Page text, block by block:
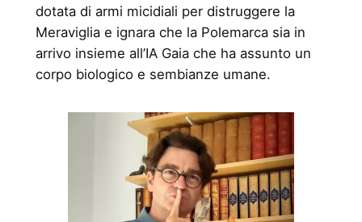
dotata di armi micidiali per distruggere la
Meraviglia e ignara che la Polemarca sia in
arrivo insieme all’IA Gaia che ha assunto un
corpo biologico e sembianze umane.